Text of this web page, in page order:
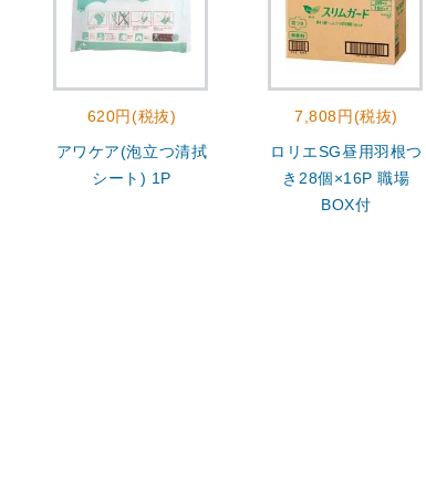
620円(税抜)
アワケア(泡立つ清拭
シート) 1P
7,808円(税抜)
ロリエSG昼用羽根つ
き28個×16P 職場
BOX付